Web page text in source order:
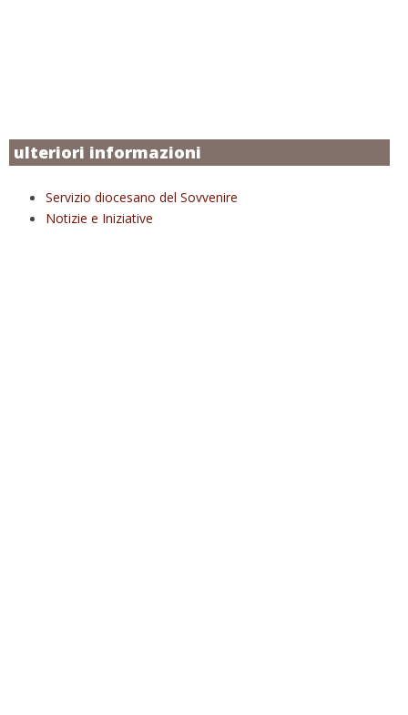
ulteriori informazioni
Servizio diocesano del Sovvenire
Notizie e Iniziative